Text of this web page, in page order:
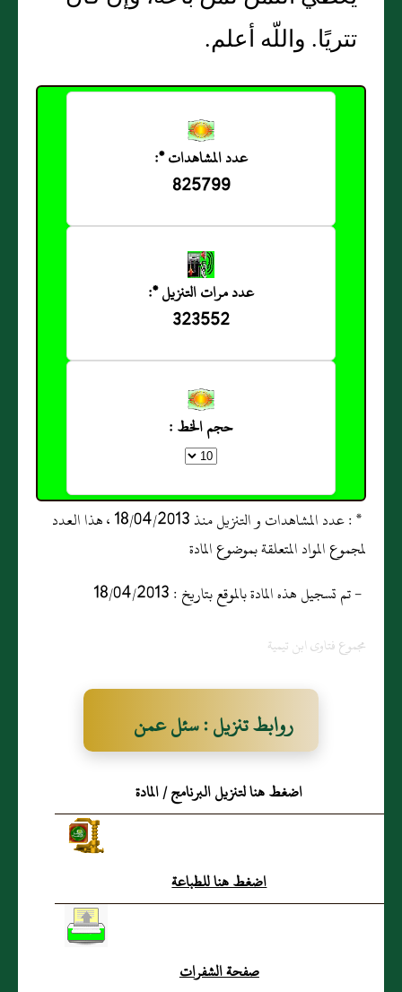
تتريًا‏.‏ واللّه أعلم‏.‏
عدد المشاهدات *:
825799
عدد مرات التنزيل *:
323552
حجم الخط :
* : عدد المشاهدات و التنزيل منذ 18/04/2013 ، هذا العدد
لمجموع المواد المتعلقة بموضوع المادة
- تم تسجيل هذه المادة بالموقع بتاريخ : 18/04/2013
مجموع فتاوى ابن تيمية
روابط تنزيل : سئل عمن
هاجر من بلد التتر ولم يجد
مركوبًا فاشترى من التتر ما
اضغط هنا لتنزيل البرنامج / المادة
اضغط هنا للطباعة
صفحة الشفرات